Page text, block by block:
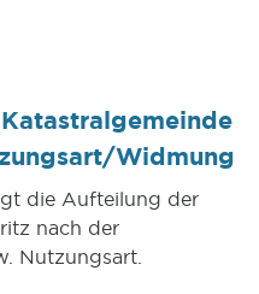
Widmung
die Aufteilung der
nach der
Nutzungsart.